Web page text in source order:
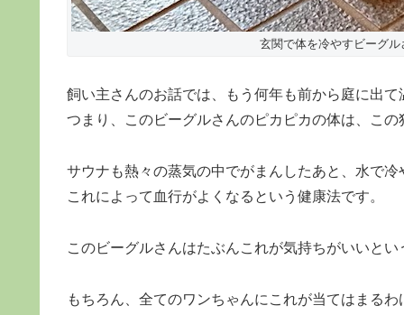
玄関で体を冷やすビーグル
飼い主さんのお話では、もう何年も前から庭に出
つまり、このビーグルさんのピカピカの体は、こ
サウナも熱々の蒸気の中でがまんしたあと、水で
これによって血行がよくなるという健康法です。
このビーグルさんはたぶんこれが気持ちがいいと
もちろん、全てのワンちゃんにこれが当てはまる